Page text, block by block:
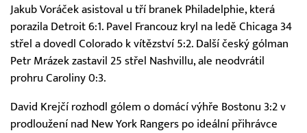
Jakub Voráček asistoval u tří branek Philadelphie, která
porazila Detroit 6:1. Pavel Francouz kryl na ledě Chicaga 34
střel a dovedl Colorado k vítězství 5:2. Další český gólman
Petr Mrázek zastavil 25 střel Nashvillu, ale neodvrátil
prohru Caroliny 0:3.
David Krejčí rozhodl gólem o domácí výhře Bostonu 3:2 v
prodloužení nad New York Rangers po ideální přihrávce